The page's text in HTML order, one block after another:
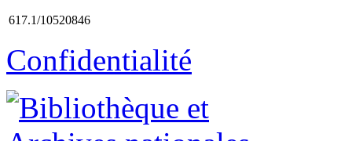
617.1/10520846
Confidentialité